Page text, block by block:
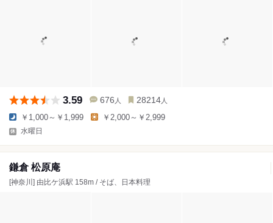
3.59 676 人 28214 人
￥1,000～￥1,999 ￥2,000～￥2,999
水曜日
鎌倉 松原庵
[神奈川] 由比ケ浜駅 158m / そば、日本料理